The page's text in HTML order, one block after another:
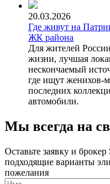
20.03.2026
Где живут на
ЖК района
Для жителей
жизни, лучшая
нескончаемый
где ищут женихов-
последних
автомобили.
Мы всегда на
Оставьте заявку и
подходящие варианты
пожелания